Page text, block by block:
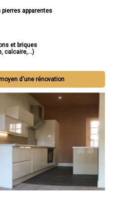
pierres apparentes
et briques
calcaire,...)
d'une rénovation